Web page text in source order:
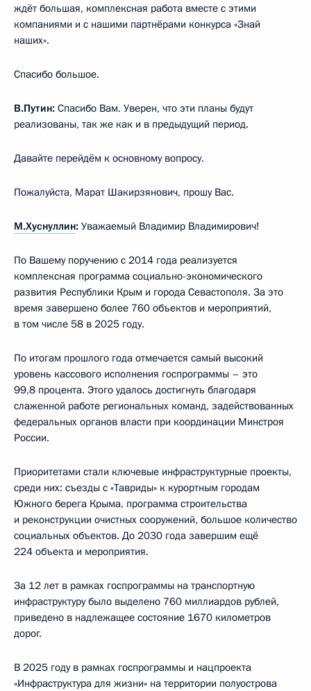
ждёт большая, комплексная работа вместе с этими
компаниями и с нашими партнёрами конкурса «Знай
наших».
Спасибо большое.
В.Путин: Спасибо Вам. Уверен, что эти планы будут
реализованы, так же как и в предыдущий период.
Давайте перейдём к основному вопросу.
Пожалуйста, Марат Шакирзянович, прошу Вас.
М.Хуснуллин: Уважаемый Владимир Владимирович!
По Вашему поручению с 2014 года реализуется
комплексная программа социально-экономического
развития Республики Крым и города Севастополя. За это
время завершено более 760 объектов и мероприятий,
в том числе 58 в 2025 году.
По итогам прошлого года отмечается самый высокий
уровень кассового исполнения госпрограммы – это
99,8 процента. Этого удалось достигнуть благодаря
слаженной работе региональных команд, задействованных
федеральных органов власти при координации Минстроя
России.
Приоритетами стали ключевые инфраструктурные проекты,
среди них: съезды с «Тавриды» к курортным городам
Южного берега Крыма, программа строительства
и реконструкции очистных сооружений, большое количество
социальных объектов. До 2030 года завершим ещё
224 объекта и мероприятия.
За 12 лет в рамках госпрограммы на транспортную
инфраструктуру было выделено 760 миллиардов рублей,
приведено в надлежащее состояние 1670 километров
дорог.
В 2025 году в рамках госпрограммы и нацпроекта
«Инфраструктура для жизни» на территории полуострова